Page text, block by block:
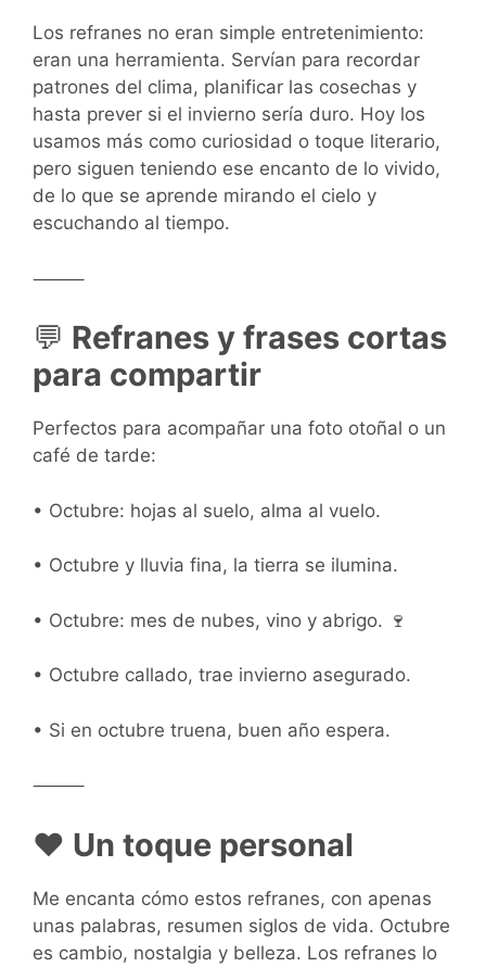
Los refranes no eran simple entretenimiento:
eran una herramienta. Servían para recordar
patrones del clima, planificar las cosechas y
hasta prever si el invierno sería duro. Hoy los
usamos más como curiosidad o toque literario,
pero siguen teniendo ese encanto de lo vivido,
de lo que se aprende mirando el cielo y
escuchando al tiempo.
⸻
💬 Refranes y frases cortas
para compartir
Perfectos para acompañar una foto otoñal o un
café de tarde:
• Octubre: hojas al suelo, alma al vuelo.
• Octubre y lluvia fina, la tierra se ilumina.
• Octubre: mes de nubes, vino y abrigo. 🍷
• Octubre callado, trae invierno asegurado.
• Si en octubre truena, buen año espera.
⸻
❤️ Un toque personal
Me encanta cómo estos refranes, con apenas
unas palabras, resumen siglos de vida. Octubre
es cambio, nostalgia y belleza. Los refranes lo